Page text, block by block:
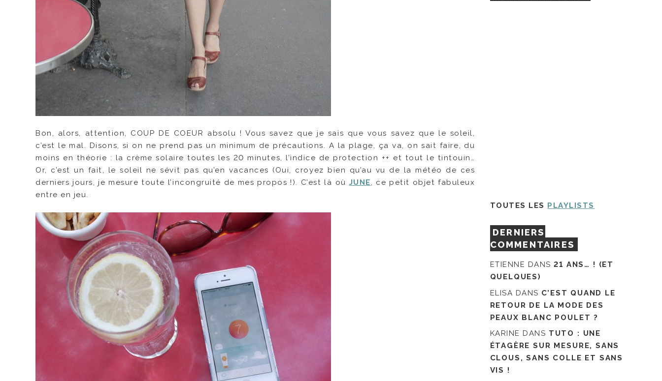
Bon, alors, attention, COUP DE COEUR absolu ! Vous savez que je sais que vous savez que le soleil,
c’est le mal. Disons, si on ne prend pas un minimum de précautions. A la plage, ça va, on sait faire, du
moins en théorie : la crème solaire toutes les 20 minutes, l’indice de protection ++ et tout le tintouin…
Or, c’est un fait, le soleil ne sévit pas qu’en vacances (Oui, croyez bien qu’au vu de la météo de ces
derniers jours, je mesure toute l’incongruité de mes propos !). C’est là où JUNE, ce petit objet fabuleux
entre en jeu.
TOUTES LES PLAYLISTS
DERNIERS
COMMENTAIRES
ETIENNE DANS21 ANS… ! (ET
QUELQUES)
ELISA DANS C’EST QUAND LE
RETOUR DE LA MODE DES
PEAUX BLANC POULET ?
KARINE DANS TUTO : UNE
ÉTAGÈRE SUR MESURE, SANS
CLOUS, SANS COLLE ET SANS
VIS !